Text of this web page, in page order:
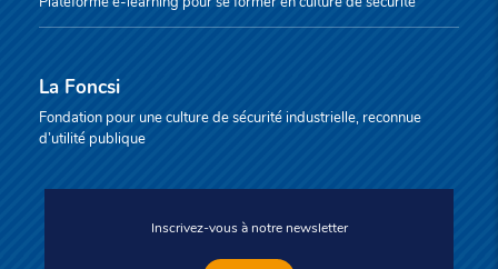
La Foncsi
Fondation pour une culture de sécurité industrielle, reconnue
d’utilité publique
Inscrivez-vous à notre newsletter